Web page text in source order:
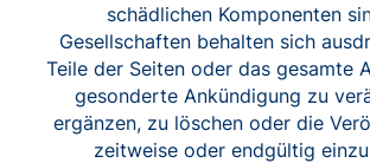
schädlichen Komponenten
Gesellschaften behalten sich
Teile der Seiten oder das gesamte
gesonderte Ankündigung zu
ergänzen, zu löschen oder die
zeitweise oder endgültig